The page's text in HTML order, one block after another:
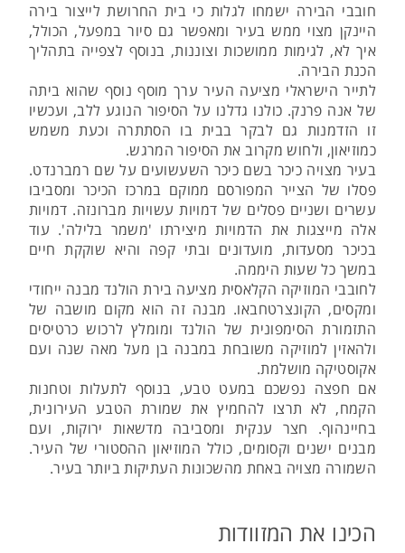
חובבי הבירה ישמחו לגלות כי בית החרושת לייצור בירה
היינקן מצוי ממש בעיר ומאפשר גם סיור במפעל, הכולל,
איך לא, לגימות ממושכות וצוננות, בנוסף לצפייה בתהליך
הכנת הבירה.
לתייר הישראלי מציעה העיר ערך מוסף נוסף שהוא ביתה
של אנה פרנק. כולנו גדלנו על הסיפור הנוגע ללב, ועכשיו
זו הזדמנות גם לבקר בבית בו הסתתרה וכעת משמש
כמוזיאון, ולחוש מקרוב את הסיפור המרגש.
בעיר מצויה כיכר בשם כיכר השעשועים על שם רמברנדט.
פסלו של הצייר המפורסם ממוקם במרכז הכיכר ומסביבו
עשרים ושניים פסלים של דמויות עשויות מברונזה. דמויות
אלה מייצגות את הדמויות מיצירתו 'משמר בלילה'. עוד
בכיכר מסעדות, מועדונים ובתי קפה והיא שוקקת חיים
במשך כל שעות היממה.
לחובבי המוזיקה הקלאסית מציעה בירת הולנד מבנה ייחודי
ומקסים, הקונצרטחבאו. מבנה זה הוא מקום מושבה של
התזמורת הסימפונית של הולנד ומומלץ לרכוש כרטיסים
ולהאזין למוזיקה משובחת במבנה בן מעל מאה שנה ועם
אקוסטיקה מושלמת.
אם חפצה נפשכם במעט טבע, בנוסף לתעלות וטחנות
הקמח, לא תרצו להחמיץ את שמורת הטבע העירונית,
בחיינהוף. חצר ענקית ומסביבה מדשאות ירוקות, ועם
מבנים ישנים וקסומים, כולל המוזיאון ההסטורי של העיר.
השמורה מצויה באחת מהשכונות העתיקות ביותר בעיר.
הכינו את המזוודות